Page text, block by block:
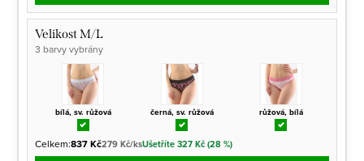
Velikost M/L
3 barvy vybrány
bílá, sv. růžová černá, sv. růžová růžová, bílá
Celkem:837 Kč279 Kč/ksUšetříte 327 Kč (28 %)